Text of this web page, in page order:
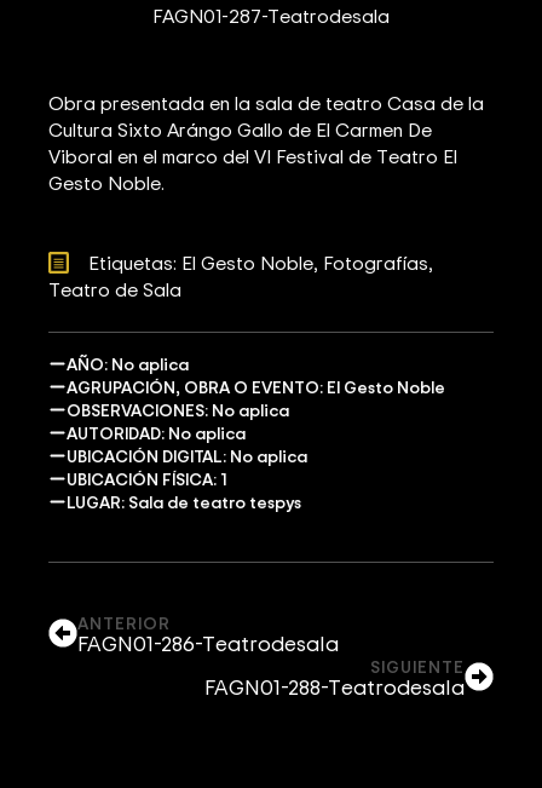
FAGN01-287-Teatrodesala
Obra presentada en la sala de teatro Casa de la
Cultura Sixto Arángo Gallo de El Carmen De
Viboral en el marco del VI Festival de Teatro El
Gesto Noble.
Etiquetas: El Gesto Noble Fotografías
Teatro de Sala
AÑO: No aplica
AGRUPACIÓN, OBRA O EVENTO: El Gesto Noble
OBSERVACIONES: No aplica
AUTORIDAD: No aplica
UBICACIÓN DIGITAL: No aplica
UBICACIÓN FÍSICA: 1
LUGAR: Sala de teatro tespys
ANTERIOR
FAGN01-286-Teatrodesala
SIGUIENTE
FAGN01-288-Teatrodesala